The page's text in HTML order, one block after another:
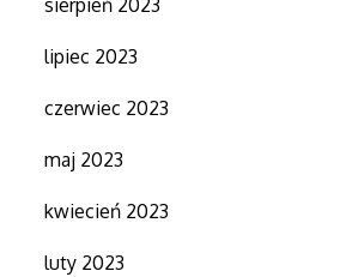
lipiec 2023
czerwiec 2023
maj 2023
kwiecień 2023
luty 2023